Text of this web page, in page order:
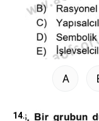
A
14.